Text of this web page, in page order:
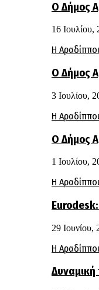
Ο Δήμος
16 Ιουλίου,
Η
Ο Δήμος
3 Ιουλίου,
Η
Ο Δήμος
1 Ιουλίου,
Η
Eurodesk:
29 Ιουνίου,
Η